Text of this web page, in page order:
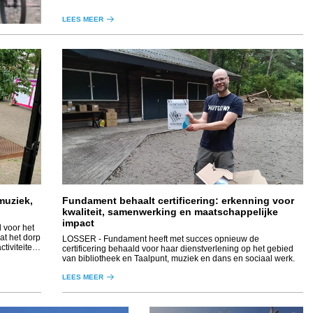
LEES MEER
voor het
het dorp
Fundament behaalt certificering: erkenning voor
kwaliteit, samenwerking en maatschappelijke
impact
LOSSER - Fundament heeft met succes opnieuw de
certificering behaald voor haar dienstverlening op het gebied
van bibliotheek en Taalpunt, muziek en dans en sociaal werk.
LEES MEER